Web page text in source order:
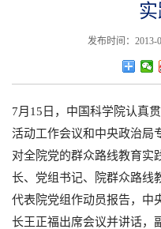
发布时间：
7月15日，中国科学院认真
活动工作会议和中央政治局
对全院党的群众路线教育实
长、党组书记、院群众路线
代表院党组作动员报告，中
长王正福出席会议并讲话，